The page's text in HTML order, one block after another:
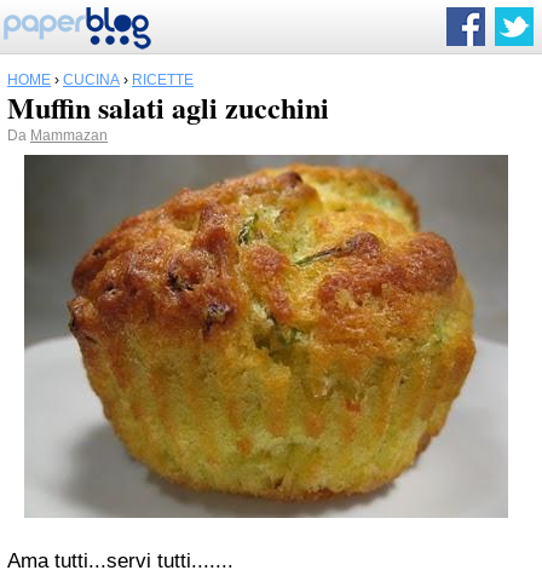
HOME › CUCINA › RICETTE
Muffin salati agli zucchini
Da Mammazan
Ama tutti...servi tutti.......